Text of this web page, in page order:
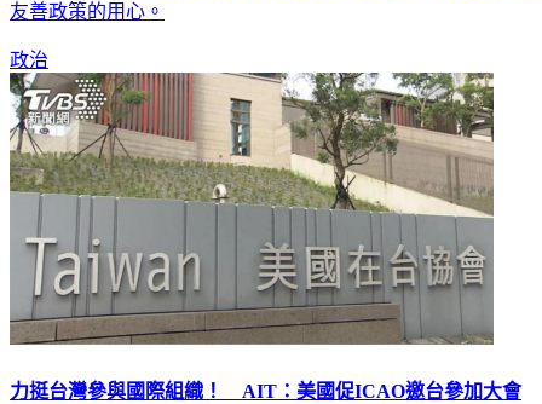
友善政策的用心。
政治
力挺台灣參與國際組織！ AIT：美國促ICAO邀台參加大會